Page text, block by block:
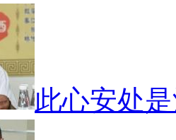
此心安处